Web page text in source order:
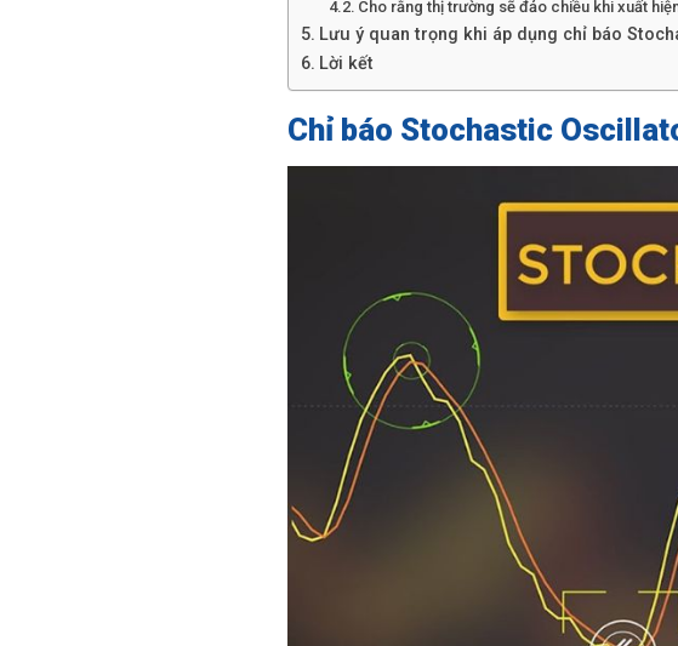
Cho rằng thị trường sẽ đảo chiều khi xuất
Lưu ý quan trọng khi áp dụng chỉ báo
Lời kết
Chỉ báo Stochastic